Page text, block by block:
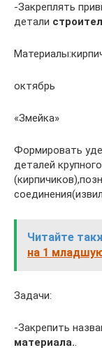
-Закреплять
детали
октябрь
«Змейка»
Формировать
деталей
Читайте
на 1
Задачи:
-Закрепить
материала..